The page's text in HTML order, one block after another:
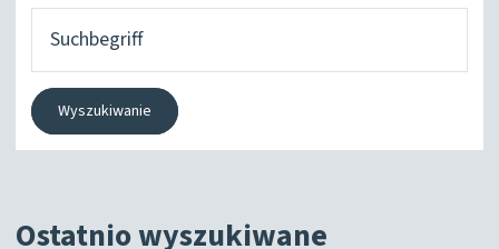
szukasz?
Wyszukiwanie
Ostatnio wyszukiwane